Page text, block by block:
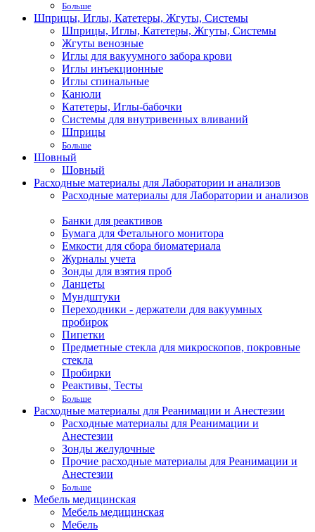
Больше
Шприцы, Иглы, Катетеры, Жгуты, Системы
Шприцы, Иглы, Катетеры, Жгуты, Системы
Жгуты венозные
Иглы для вакуумного забора крови
Иглы инъекционные
Иглы спинальные
Канюли
Катетеры, Иглы-бабочки
Системы для внутривенных вливаний
Шприцы
Больше
Шовный
Шовный
Расходные материалы для Лаборатории и анализов
Расходные материалы для Лаборатории и анализов
Банки для реактивов
Бумага для Фетального монитора
Емкости для сбора биоматериала
Журналы учета
Зонды для взятия проб
Ланцеты
Мундштуки
Переходники - держатели для вакуумных
пробирок
Пипетки
Предметные стекла для микроскопов, покровные
стекла
Пробирки
Реактивы, Тесты
Больше
Расходные материалы для Реанимации и Анестезии
Расходные материалы для Реанимации и
Анестезии
Зонды желудочные
Прочие расходные материалы для Реанимации и
Анестезии
Больше
Мебель медицинская
Мебель медицинская
Мебель